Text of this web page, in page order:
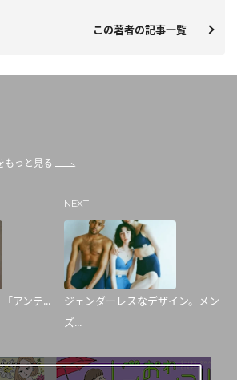
この著者の記事一覧
もっと見る
アンテ...
NEXT
ジェンダーレスなデザイン。メン
ズ...